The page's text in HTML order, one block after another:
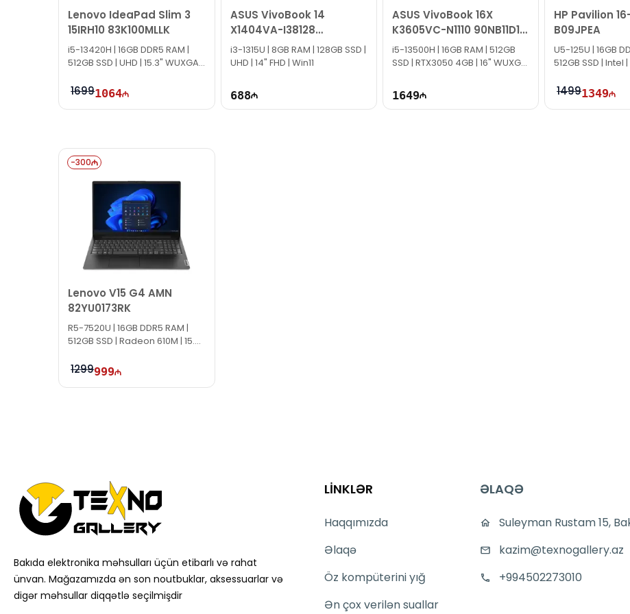
Lenovo IdeaPad Slim 3
15IRH10 83K100MLLK
i5-13420H | 16GB DDR5 RAM |
512GB SSD | UHD | 15.3" WUXGA |
16991064
ASUS VivoBook 14
X1404VA-I38128
90NB10I1-M015F0
i3-1315U | 8GB RAM | 128GB SSD |
UHD | 14" FHD | Win11
688
ASUS VivoBook 16X
K3605VC-N1110 90NB11D1-
M005D0
i5-13500H | 16GB RAM | 512GB
SSD | RTX3050 4GB | 16" WUXGA
1649
HP Pavilion
B09JPEA
U5-125U | 16GB
512GB SSD | Intel |
14991349
-300
Lenovo V15 G4 AMN
82YU0173RK
R5-7520U | 16GB DDR5 RAM |
512GB SSD | Radeon 610M | 15.6"
1299999
Bakıda elektronika məhsulları üçün etibarlı və rahat
ünvan. Mağazamızda ən son noutbuklar, aksessuarlar və
digər məhsullar diqqətlə seçilmişdir
LİNKLƏR
Haqqımızda
Əlaqə
Öz kompüterini yığ
Ən çox verilən suallar
ƏLAQƏ
Suleyman Rustam 15,
kazim@texnogallery.az
+994502273010